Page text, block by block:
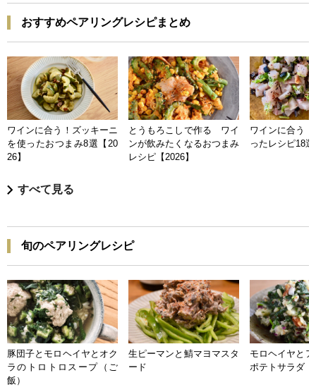
おすすめペアリングレシピまとめ
ワインに合う！ズッキーニ
を使ったおつまみ8選【20
26】
とうもろこしで作る ワイ
ンが飲みたくなるおつまみ
レシピ【2026】
ワインに合う
ったレシピ18
すべて見る
旬のペアリングレシピ
豚団子とモロヘイヤとオク
ラのトロトロスープ（ご
飯）
生ピーマンと鯖マヨマスタ
ード
モロヘイヤと
ポテトサラダ